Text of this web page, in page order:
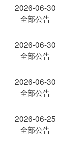
2026-06-30
全部公告
2026-06-30
全部公告
2026-06-30
全部公告
2026-06-25
全部公告